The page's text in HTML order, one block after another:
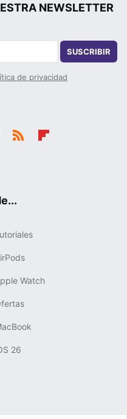
NEWSLETTER
SUSCRIBIR
de privacidad
Watch
26